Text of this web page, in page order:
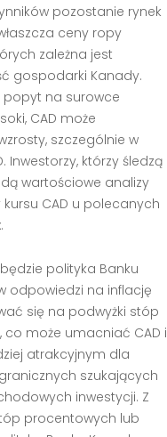
pozostanie rynek
ceny ropy
zależna jest
gospodarki Kanady.
popyt na surowce
CAD może
szczególnie w
Inwestorzy, którzy śledzą
wartościowe analizy
CAD u polecanych
polityka Banku
odpowiedzi na inflację
się na podwyżki stóp
może umacniać CAD i
atrakcyjnym dla
szukających
inwestycji. Z
procentowych lub